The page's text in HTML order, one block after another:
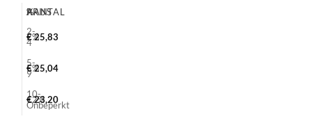
AANTAL
%
PRIJS
2-
4
2%
€25,83
5-
9
5%
€25,04
10-
Onbeperkt
12%
€23,20